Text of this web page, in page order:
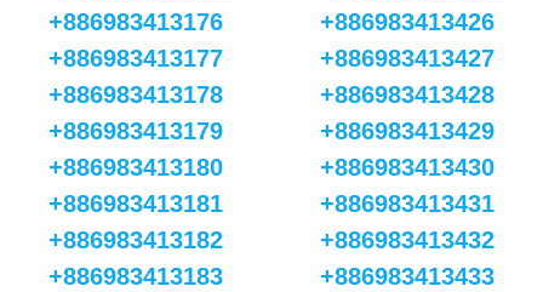
+886983413176
+886983413177
+886983413178
+886983413179
+886983413180
+886983413181
+886983413182
+886983413183
+886983413426
+886983413427
+886983413428
+886983413429
+886983413430
+886983413431
+886983413432
+886983413433